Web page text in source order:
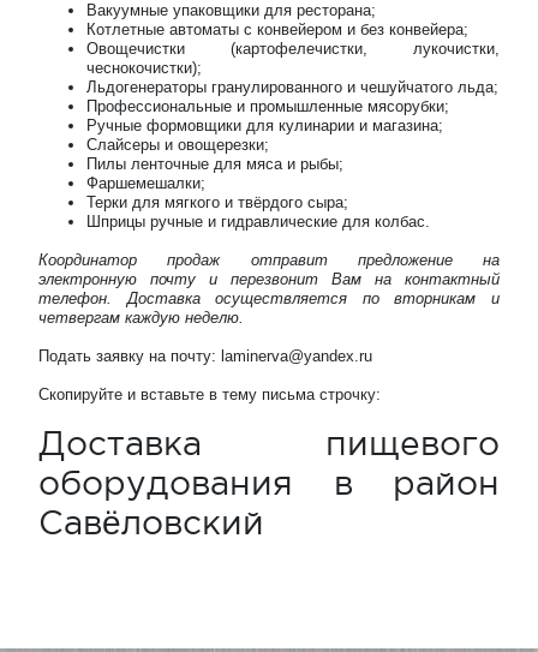
Вакуумные упаковщики для ресторана;
Котлетные автоматы с конвейером и без конвейера;
Овощечистки (картофелечистки, лукочистки,
чеснокочистки);
Льдогенераторы гранулированного и чешуйчатого льда;
Профессиональные и промышленные мясорубки;
Ручные формовщики для кулинарии и магазина;
Слайсеры и овощерезки;
Пилы ленточные для мяса и рыбы;
Фаршемешалки;
Терки для мягкого и твёрдого сыра;
Шприцы ручные и гидравлические для колбас.
Координатор продаж отправит предложение на
электронную почту и перезвонит Вам на контактный
телефон. Доставка осуществляется по вторникам и
четвергам каждую неделю.
Подать заявку на почту: laminerva@yandex.ru
Скопируйте и вставьте в тему письма строчку:
Доставка пищевого
оборудования в район
Савёловский